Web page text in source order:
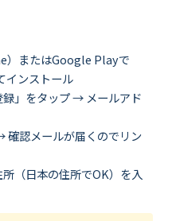
またはGoogle Playで
インストール
」をタップ → メールアド
確認メールが届くのでリン
（日本の住所でOK）を入